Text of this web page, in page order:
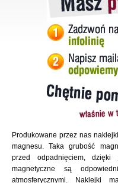
Produkowane przez nas
magnesu. Taka grubość
przed odpadnięciem,
magnetyczne są
atmosferycznymi. Naklejki